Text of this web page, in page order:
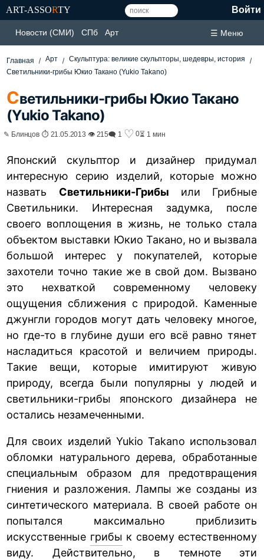
ART-ASSORTY Войти
Новости (СМИ) СПб Арт ☰ Меню
Главная Арт
Скульптура: великие скульпторы, шедевры, история
Светильники-грибы Юкио Такано (Yukio Takano)
Светильники-грибы Юкио Такано
(Yukio Takano)
✎ Блинцов ⏱ 21.05.2013 👁 215🗨 1 ♡ 0⏳ 1 мин
Японский скульптор и дизайнер придумал
интересную серию изделий, которые можно
назвать Светильники-Грибы или Грибные
Светильники. Интересная задумка, после
своего воплощения в жизнь, не только стала
объектом выставки Юкио Такано, но и вызвала
большой интерес у покупателей, которые
захотели точно такие же в свой дом. Вызвано
это нехваткой современному человеку
ощущения сближения с природой. Каменные
джунгли городов могут дать человеку многое,
но где-то в глубине души его всё равно тянет
насладиться красотой и величием природы.
Такие вещи, которые имитируют живую
природу, всегда были популярны у людей и
светильники-грибы японского дизайнера не
остались незамеченными.
Для своих изделий Yukio Takano использовал
обломки натурального дерева, обработанные
специальным образом для предотвращения
гниения и разложения. Лампы же созданы из
синтетического материала. В своей работе он
попытался максимально приблизить
искусственные грибы к своему естественному
виду. Действительно, в темноте эти